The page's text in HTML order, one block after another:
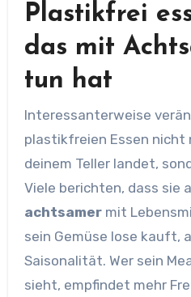
Plastikfrei
das mit
tun hat
Interessanterweise
plastikfreien Essen nicht
deinem Teller landet,
Viele berichten, dass sie
achtsamermit
sein Gemüse lose
Saisonalität. Wer sein
sieht, empfindet mehr